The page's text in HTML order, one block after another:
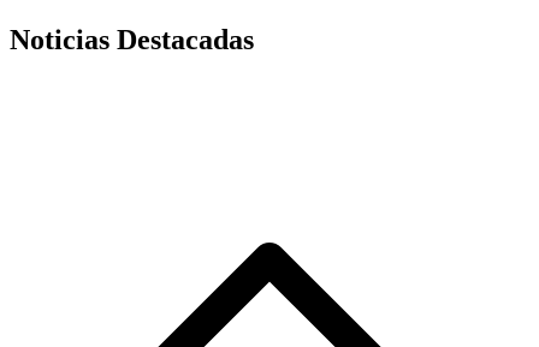
Noticias Destacadas